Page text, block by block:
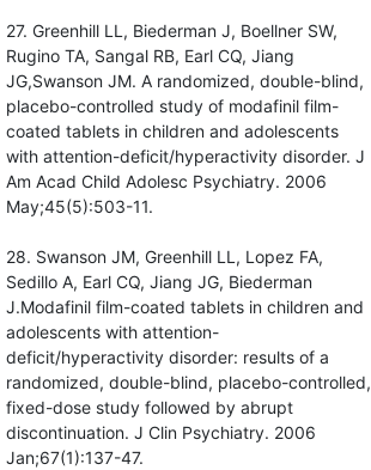
27. Greenhill LL, Biederman J, Boellner SW,
Rugino TA, Sangal RB, Earl CQ, Jiang
JG,Swanson JM. A randomized, double-blind,
placebo-controlled study of modafinil film-
coated tablets in children and adolescents
with attention-deficit/hyperactivity disorder. J
Am Acad Child Adolesc Psychiatry. 2006
May;45(5):503-11.
28. Swanson JM, Greenhill LL, Lopez FA,
Sedillo A, Earl CQ, Jiang JG, Biederman
J.Modafinil film-coated tablets in children and
adolescents with attention-
deficit/hyperactivity disorder: results of a
randomized, double-blind, placebo-controlled,
fixed-dose study followed by abrupt
discontinuation. J Clin Psychiatry. 2006
Jan;67(1):137-47.